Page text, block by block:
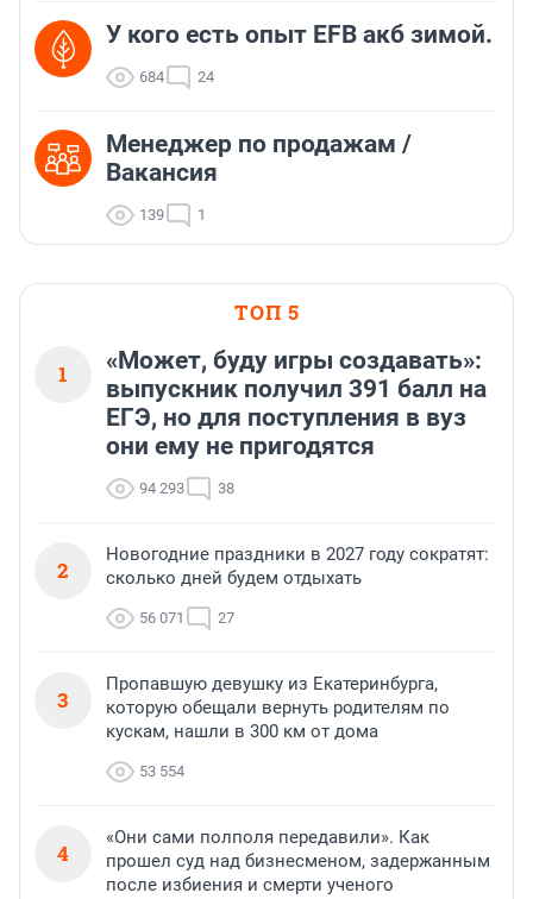
У кого есть опыт EFB акб зимой.
684 24
Менеджер по продажам /
Вакансия
139 1
ТОП 5
1
«Может, буду игры создавать»:
выпускник получил 391 балл на
ЕГЭ, но для поступления в вуз
они ему не пригодятся
94 293 38
2
Новогодние праздники в 2027 году сократят:
сколько дней будем отдыхать
56 071 27
3
Пропавшую девушку из Екатеринбурга,
которую обещали вернуть родителям по
кускам, нашли в 300 км от дома
53 554
4
«Они сами полполя передавили». Как
прошел суд над бизнесменом, задержанным
после избиения и смерти ученого